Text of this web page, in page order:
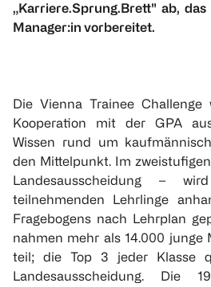
„Karriere.Sprung.Brett" ab,
Manager:in vorbereitet.
Die Vienna Trainee
Kooperation mit der GPA
Wissen rund um
den Mittelpunkt. Im
Landesausscheidung –
teilnehmenden Lehrlinge
Fragebogens nach Lehrplan
nahmen mehr als 14.000 junge
teil; die Top 3 jeder Klasse
Landesausscheidung. Die